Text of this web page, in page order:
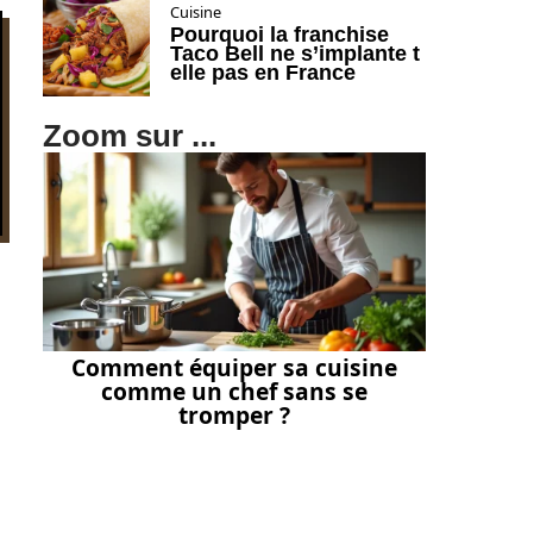
Cuisine
Pourquoi la franchise
Taco Bell ne s’implante t
elle pas en France
Zoom sur ...
Comment équiper sa cuisine
comme un chef sans se
tromper ?